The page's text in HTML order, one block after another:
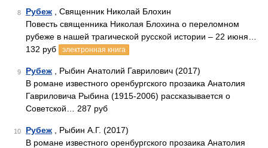
8 Рубеж , Священник Николай Блохин
Повесть священника Николая Блохина о переломном
рубеже в нашей трагической русской истории – 22 июня…
132 руб
электронная книга
9 Рубеж , Рыбин Анатолий Гаврилович (2017)
В романе известного оренбургского прозаика Анатолия
Гавриловича Рыбина (1915-2006) рассказывается о
Советской… 287 руб
10 Рубеж , Рыбин А.Г. (2017)
В романе известного оренбургского прозаика Анатолия